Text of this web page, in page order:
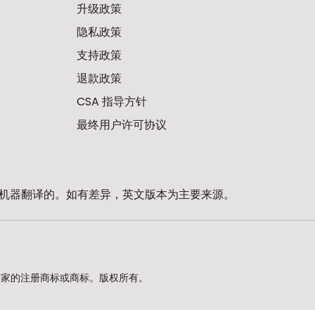
升级政策
隐私政策
支持政策
退款政策
CSA 指导方针
最终用户许可协议
器翻译的。如有差异，英文版本为主要来源。
注册商标或商标。版权所有。